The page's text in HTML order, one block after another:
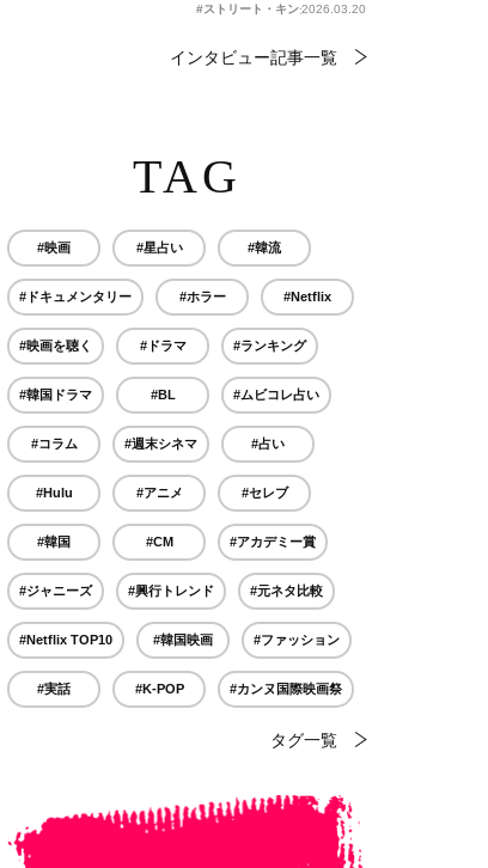
#ストリート・キングダム 自分の音を鳴らせ。
2026.03.20
インタビュー記事一覧
TAG
#映画 #星占い #韓流
#ドキュメンタリー #ホラー #Netflix
#映画を聴く #ドラマ #ランキング
#韓国ドラマ #BL #ムビコレ占い
#コラム #週末シネマ #占い
#Hulu #アニメ #セレブ
#韓国 #CM #アカデミー賞
#ジャニーズ #興行トレンド #元ネタ比較
#Netflix TOP10 #韓国映画 #ファッション
#実話 #K-POP #カンヌ国際映画祭
タグ一覧